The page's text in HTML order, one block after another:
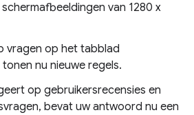
van 1280 x
vragen op het tabblad
nu nieuwe regels.
op gebruikersrecensies en
bevat uw antwoord nu een